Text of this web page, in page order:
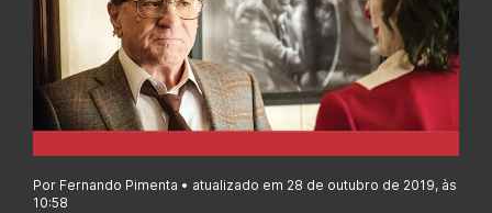
Por Fernando Pimenta • atualizado em 28 de outubro de 2019, às
10:58